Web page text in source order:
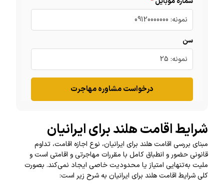
سن
درخواست مشاوره مهاجرت
شرایط اقامت هلند برای ایرانیان
مبنای بررسی اقامت هلند برای ایرانیان، نوع اجازه اقامت، تداوم
قانونی حضور و انطباق کامل با مقررات مهاجرتی و اقامتی است و
ملیت به‌تنهایی امتیاز یا محدودیت خاصی ایجاد نمی‌کند. بصورت
کلی شرایط اقامت هلند برای ایرانیان به شرح زیر است: